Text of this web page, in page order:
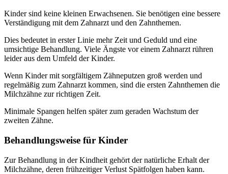
Kinder sind keine kleinen Erwachsenen. Sie benötigen eine bessere
Verständigung mit dem Zahnarzt und den Zahnthemen.
Dies bedeutet in erster Linie mehr Zeit und Geduld und eine
umsichtige Behandlung. Viele Ängste vor einem Zahnarzt rühren
leider aus dem Umfeld der Kinder.
Wenn Kinder mit sorgfältigem Zähneputzen groß werden und
regelmäßig zum Zahnarzt kommen, sind die ersten Zahnthemen die
Milchzähne zur richtigen Zeit.
Minimale Spangen helfen später zum geraden Wachstum der
zweiten Zähne.
Behandlungsweise für Kinder
Zur Behandlung in der Kindheit gehört der natürliche Erhalt der
Milchzähne, deren frühzeitiger Verlust Spätfolgen haben kann.